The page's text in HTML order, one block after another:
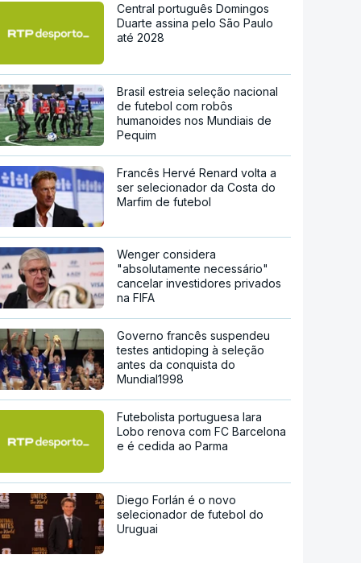
Central português Domingos
Duarte assina pelo São Paulo
até 2028
Brasil estreia seleção nacional
de futebol com robôs
humanoides nos Mundiais de
Pequim
Francês Hervé Renard volta a
ser selecionador da Costa do
Marfim de futebol
Wenger considera
"absolutamente necessário"
cancelar investidores privados
na FIFA
Governo francês suspendeu
testes antidoping à seleção
antes da conquista do
Mundial1998
Futebolista portuguesa Iara
Lobo renova com FC Barcelona
e é cedida ao Parma
Diego Forlán é o novo
selecionador de futebol do
Uruguai